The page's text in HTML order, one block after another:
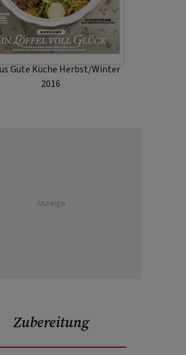
Gute Küche Herbst/Winter
2016
Anzeige
Zubereitung